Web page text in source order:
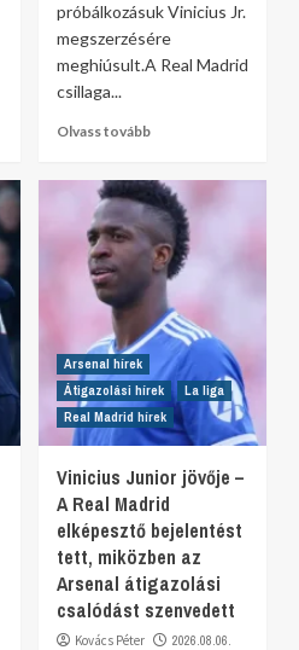
próbálkozásuk Vinicius Jr.
megszerzésére
meghiúsult.A Real Madrid
csillaga...
Olvass tovább
Arsenal hírek
Átigazolási hírek
La liga
Real Madrid hírek
Vinicius Junior jövője –
A Real Madrid
elképesztő bejelentést
tett, miközben az
Arsenal átigazolási
csalódást szenvedett
Kovács Péter 2026.08.06.